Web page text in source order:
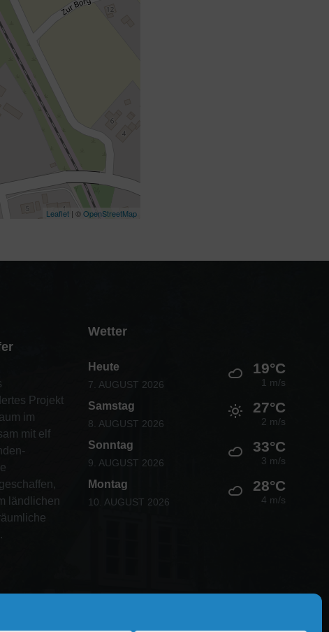
Leaflet| ©OpenStreetMap
Projekt
im
mit elf
ländlichen
Wetter
Heute
7. AUGUST 2026
19°C
1 m/s
Samstag
8. AUGUST 2026
27°C
2 m/s
Sonntag
9. AUGUST 2026
33°C
3 m/s
Montag
10. AUGUST 2026
28°C
4 m/s